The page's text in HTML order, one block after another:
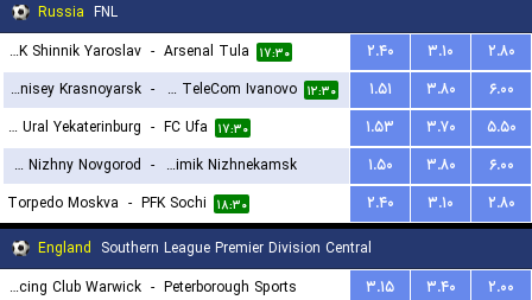
Russia FNL
YFK Shinnik Yaroslav
- Arsenal Tula ۱۷:۳۰ ۲.۴۰ ۳.۱۰
۲.۸۰
FC Yenisey Krasnoyarsk
- FK Tekstilshchik TeleCom Ivanovo ۱۲:۳۰ ۱.۵۱ ۳.۸۰
۶.۰۰
FC Ural Yekaterinburg
- FC Ufa ۱۷:۳۰ ۱.۵۳ ۳.۷۰
۵.۵۰
FC Nizhny Novgorod
- Neftekhimik Nizhnekamsk
۱۷:۳۰
۱.۵۰ ۳.۸۰
۶.۰۰
Torpedo Moskva - PFK Sochi ۱۸:۳۰ ۲.۴۰ ۳.۱۰
۲.۸۰
England Southern League Premier Division Central
Racing Club Warwick
- Peterborough Sports ۳.۱۵ ۳.۴۰
۲.۰۰